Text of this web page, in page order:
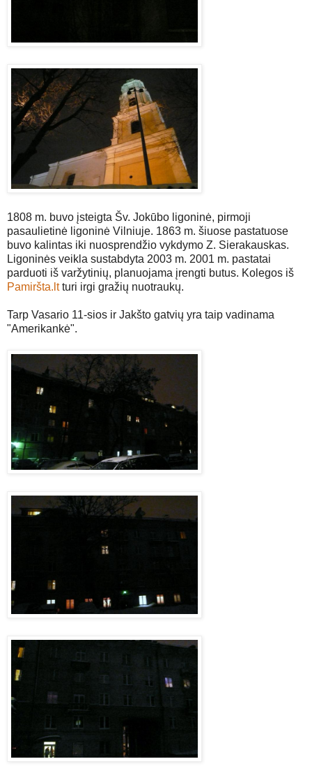
1808 m. buvo įsteigta Šv. Jokūbo ligoninė, pirmoji
pasaulietinė ligoninė Vilniuje. 1863 m. šiuose pastatuose
buvo kalintas iki nuosprendžio vykdymo Z. Sierakauskas.
Ligoninės veikla sustabdyta 2003 m. 2001 m. pastatai
parduoti iš varžytinių, planuojama įrengti butus. Kolegos iš
Pamiršta.ltturi irgi gražių nuotraukų.
Tarp Vasario 11-sios ir Jakšto gatvių yra taip vadinama
"Amerikankė".